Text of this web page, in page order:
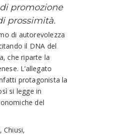
promozione
prossimità.
di autorevolezza
il DNA del
che riparte la
L’allegato
protagonista la
si legge in
del
Chiusi,